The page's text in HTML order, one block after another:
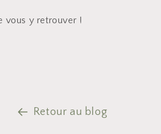
vous y retrouver !
Retour au blog